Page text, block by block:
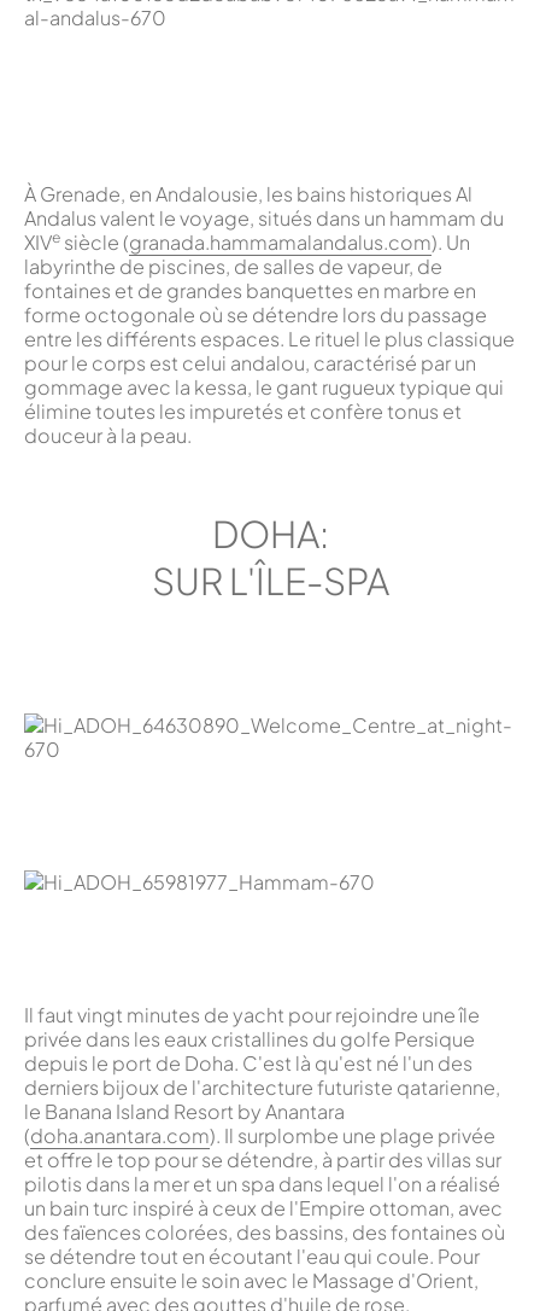
À Grenade, en Andalousie, les bains historiques Al
Andalus valent le voyage, situés dans un hammam du
XIVe siècle (granada.hammamalandalus.com). Un
labyrinthe de piscines, de salles de vapeur, de
fontaines et de grandes banquettes en marbre en
forme octogonale où se détendre lors du passage
entre les différents espaces. Le rituel le plus classique
pour le corps est celui andalou, caractérisé par un
gommage avec la kessa, le gant rugueux typique qui
élimine toutes les impuretés et confère tonus et
douceur à la peau.
DOHA:
SUR L'ÎLE-SPA
Il faut vingt minutes de yacht pour rejoindre une île
privée dans les eaux cristallines du golfe Persique
depuis le port de Doha. C'est là qu'est né l'un des
derniers bijoux de l'architecture futuriste qatarienne,
le Banana Island Resort by Anantara
(doha.anantara.com). Il surplombe une plage privée
et offre le top pour se détendre, à partir des villas sur
pilotis dans la mer et un spa dans lequel l'on a réalisé
un bain turc inspiré à ceux de l'Empire ottoman, avec
des faïences colorées, des bassins, des fontaines où
se détendre tout en écoutant l'eau qui coule. Pour
conclure ensuite le soin avec le Massage d'Orient,
parfumé avec des gouttes d'huile de rose.